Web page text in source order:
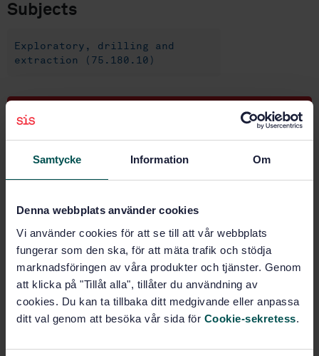
Samtycke Information Om
Denna webbplats använder cookies
Vi använder cookies för att se till att vår webbplats
fungerar som den ska, för att mäta trafik och stödja
marknadsföringen av våra produkter och tjänster. Genom
att klicka på "Tillåt alla", tillåter du användning av
cookies. Du kan ta tillbaka ditt medgivande eller anpassa
ditt val genom att besöka vår sida för Cookie-sekretess.
Subjects
Exploratory, drilling and
extraction (75.180.10)
Buy this standard
production installations - Basic surface process
safety systems (ISO 10418:2003)�
Subscribe on standards - Read more
Price:
PDF
Add to cart